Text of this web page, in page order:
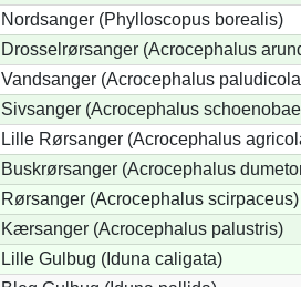
Nordsanger (Phylloscopus borealis)
Drosselrørsanger (Acrocephalus
Vandsanger (Acrocephalus
Sivsanger (Acrocephalus
Lille Rørsanger (Acrocephalus
Buskrørsanger (Acrocephalus
Rørsanger (Acrocephalus scirpaceus)
Kærsanger (Acrocephalus palustris)
Lille Gulbug (Iduna caligata)